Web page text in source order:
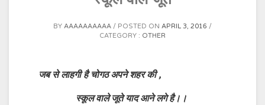
BY AAAAAAAAAA POSTED ON APRIL 3, 2016
CATEGORY : OTHER
जब से लाहगी है चोगठ अपने शहर की ,
स्कूल वाले जूते याद आने लगे है।।